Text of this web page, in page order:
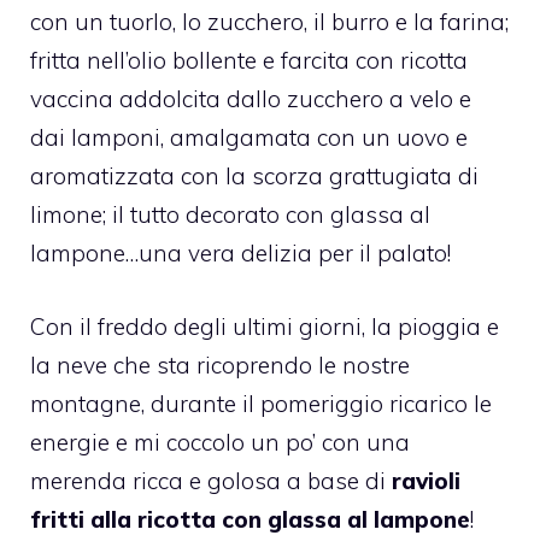
con un tuorlo, lo zucchero, il burro e la farina;
fritta nell’olio bollente e farcita con ricotta
vaccina addolcita dallo zucchero a velo e
dai lamponi, amalgamata con un uovo e
aromatizzata con la scorza grattugiata di
limone; il tutto decorato con glassa al
lampone…una vera delizia per il palato!
Con il freddo degli ultimi giorni, la pioggia e
la neve che sta ricoprendo le nostre
montagne, durante il pomeriggio ricarico le
energie e mi coccolo un po’ con una
merenda ricca e golosa a base di ravioli
fritti alla ricotta con glassa al lampone!